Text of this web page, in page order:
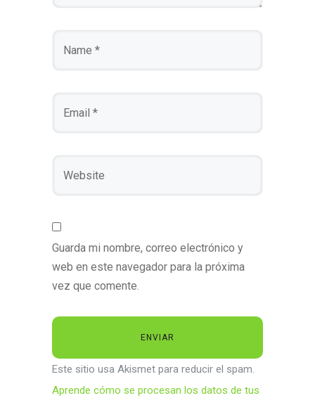
Guarda mi nombre, correo electrónico y
web en este navegador para la próxima
vez que comente.
Este sitio usa Akismet para reducir el spam.
Aprende cómo se procesan los datos de tus